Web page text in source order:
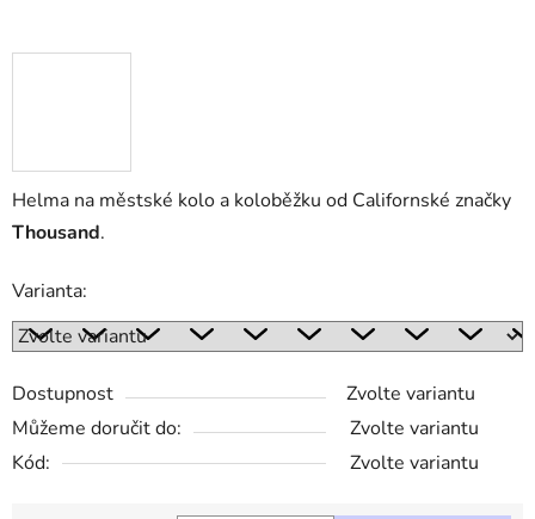
Helma na městské kolo a koloběžku od Californské značky
Thousand.
Varianta:
Dostupnost
Zvolte variantu
Můžeme doručit do:
Zvolte variantu
Kód:
Zvolte variantu